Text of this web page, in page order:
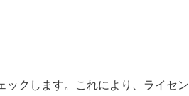
ックします。これにより、ライセン